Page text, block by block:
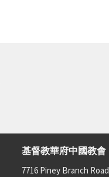
基督教華府中國教會
7716 Piney Branch Road